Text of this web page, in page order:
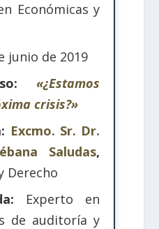
Económicas y
junio de 2019
«¿Estamos
crisis?»
Excmo. Sr. Dr.
Saludas,
Derecho
Experto en
de auditoría y